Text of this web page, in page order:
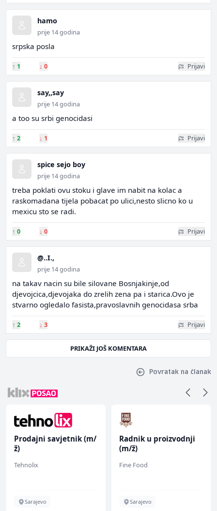
hamo
prije 14 godina
srpska posla
↑ 1 ↓ 0 Prijavi
say,,say
prije 14 godina
a too su srbi genocidasi
↑ 2 ↓ 1 Prijavi
spice sejo boy
prije 14 godina
treba poklati ovu stoku i glave im nabit na kolac a
raskomadana tijela pobacat po ulici,nesto slicno ko u
mexicu sto se radi.
↑ 0 ↓ 0 Prijavi
@..I.,
prije 14 godina
na takav nacin su bile silovane Bosnjakinje,od
djevojcica,djevojaka do zrelih zena pa i starica.Ovo je
stvarno ogledalo fasista,pravoslavnih genocidasa srba
↑ 2 ↓ 3 Prijavi
PRIKAŽI JOŠ KOMENTARA
Povratak na članak
Prodajni savjetnik (m/
ž)
Tehnolix
Sarajevo
Radnik u proizvodnji
(m/ž)
Fine Food
Sarajevo